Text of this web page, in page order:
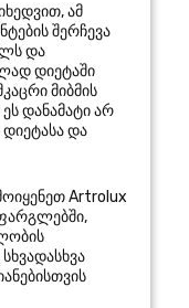
ამ
შერჩევა
და
დიეტაში
მიბმის
დანამატი არ
და
Artrolux